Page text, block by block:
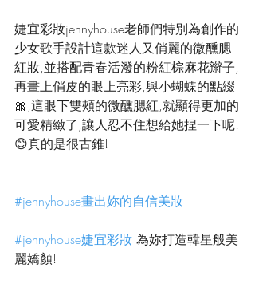
婕宜彩妝jennyhouse老師們特別為創作的
少女歌手設計這款迷人又俏麗的微醺腮
紅妝,並搭配青春活潑的粉紅棕麻花辮子,
再畫上俏皮的眼上亮彩,與小蝴蝶的點綴
🎀,這眼下雙頰的微醺腮紅,就顯得更加的
可愛精緻了,讓人忍不住想給她捏一下呢!
😊真的是很古錐!
#jennyhouse畫出妳的自信美妝
#jennyhouse婕宜彩妝 為妳打造韓星般美
麗嬌顏!